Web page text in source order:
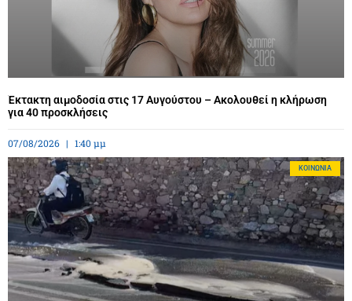
Έκτακτη αιμοδοσία στις 17 Αυγούστου – Ακολουθεί η κλήρωση
για 40 προσκλήσεις
07/08/2026 1:40 μμ
ΚΟΙΝΩΝΊΑ